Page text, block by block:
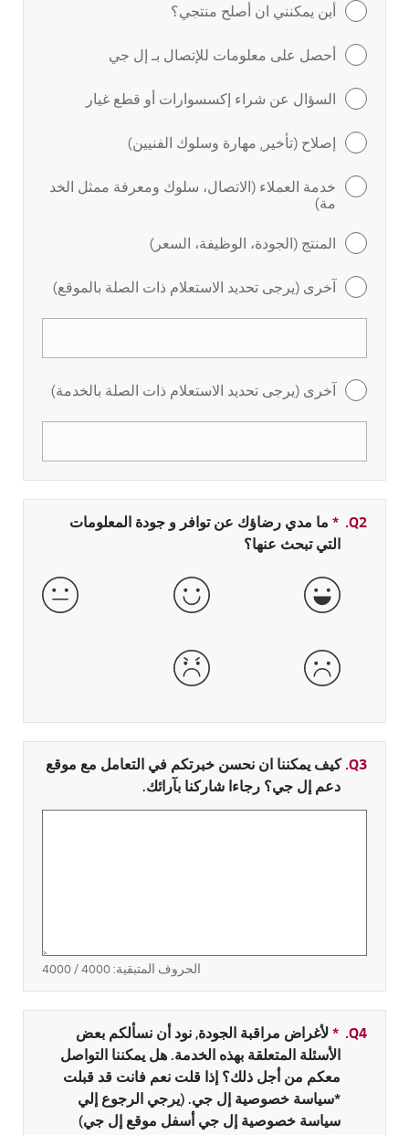
أين يمكنني ان أصلح منتجي؟
أحصل على معلومات للإتصال بـ إل جي
السؤال عن شراء إكسسوارات أو قطع غيار
إصلاح (تأخير, مهارة وسلوك الفنيين)
خدمة العملاء (الاتصال، سلوك ومعرفة ممثل الخد
مة)
المنتج (الجودة، الوظيفة، السعر)
آخرى (يرجى تحديد الاستعلام ذات الصلة بالموقع)
آخرى (يرجى تحديد الاستعلام ذات الصلة بالخدمة)
Q2.
* حقل مطلوب
ما مدي رضاؤك عن توافر و جودة المعلومات
التي تبحث عنها؟
جيدة جداً جيدة عادية
سيئة سيئة جداً
Q3. كيف يمكننا ان نحسن خبرتكم في التعامل مع موقع
دعم إل جي؟ رجاءا شاركنا بآرائك.
الحروف المتبقية:4000
/ 4000
Q4.
*حقل مطلوب
لأغراض مراقبة الجودة, نود أن نسألكم بعض
الأسئلة المتعلقة بهذه الخدمة. هل يمكننا التواصل
معكم من أجل ذلك؟ إذا قلت نعم فانت قد قبلت
*سياسة خصوصية إل جي. (يرجي الرجوع إلي
سياسة خصوصية إل جي أسفل موقع إل جي)